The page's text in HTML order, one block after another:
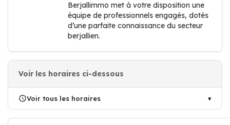
Berjallimmo met à votre disposition une
équipe de professionnels engagés, dotés
d’une parfaite connaissance du secteur
berjallien.
Voir les horaires ci-dessous
Voir tous les horaires